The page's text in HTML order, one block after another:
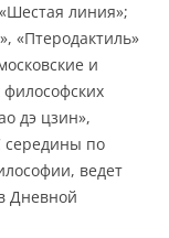
линия»;
«Птеродактиль»
и
дэ цзин»,
середины по
ведет
Дневной